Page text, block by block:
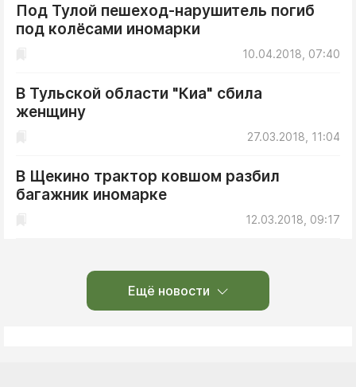
Под Тулой пешеход-нарушитель погиб
под колёсами иномарки
10.04.2018, 07:40
В Тульской области "Киа" сбила
женщину
27.03.2018, 11:04
В Щекино трактор ковшом разбил
багажник иномарке
12.03.2018, 09:17
Ещё новости